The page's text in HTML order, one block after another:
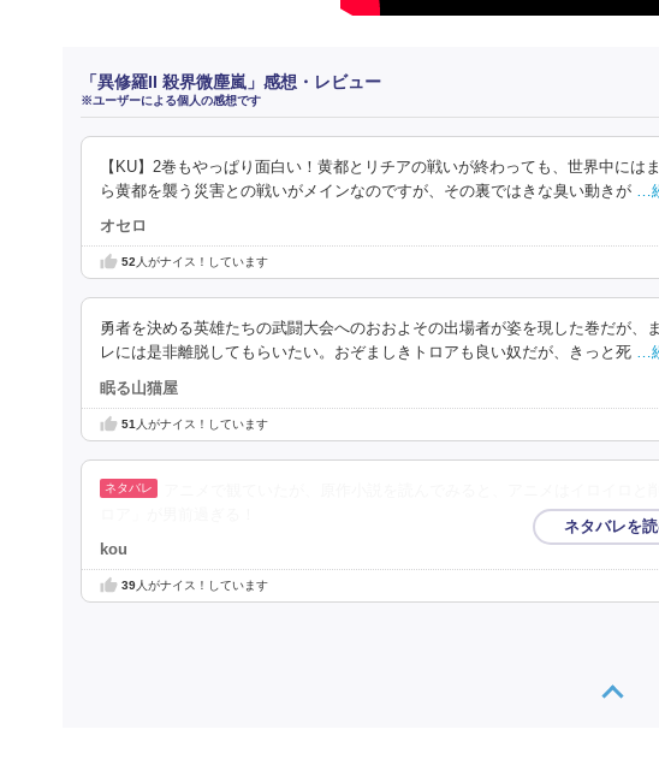
「異修羅II 殺界微塵嵐」感想・レビュー
※ユーザーによる個人の感想です
【KU】2巻もやっぱり面白い！黄都とリチアの戦いが終わっても、世界中に
ら黄都を襲う災害との戦いがメインなのですが、その裏ではきな臭い動きが
…
オセロ
52 人がナイス！しています
勇者を決める英雄たちの武闘大会へのおおよその出場者が姿を現した巻だが
レには是非離脱してもらいたい。おぞましきトロアも良い奴だが、きっと死 …
眠る山猫屋
51 人がナイス！しています
kou
39人がナイス！しています